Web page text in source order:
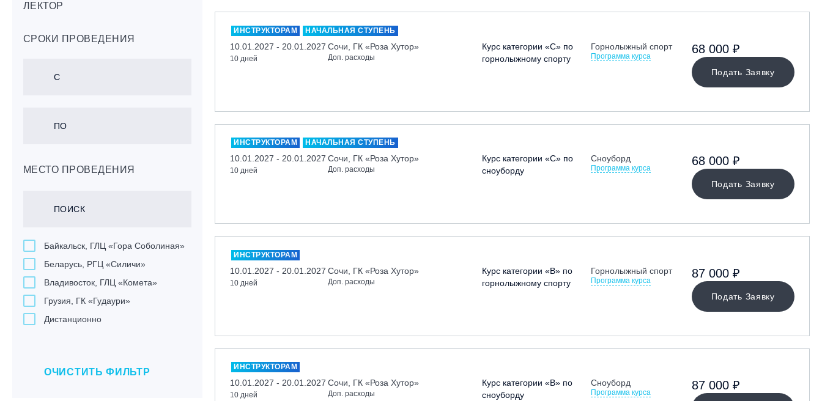
Мечевой бой
ЛЕКТОР
СРОКИ ПРОВЕДЕНИЯ
МЕСТО ПРОВЕДЕНИЯ
Байкальск, ГЛЦ «Гора Соболиная»
Беларусь, РГЦ «Силичи»
Владивосток, ГЛЦ «Комета»
Грузия, ГК «Гудаури»
Дистанционно
Иркутск, ГЛЦ «Олха»
ОЧИСТИТЬ ФИЛЬТР
ИНСТРУКТОРАМ НАЧАЛЬНАЯ СТУПЕНЬ
10.01.2027 - 20.01.2027
10 дней
Сочи, ГК «Роза Хутор»
Доп. расходы
Курс категории «С» по
горнолыжному спорту
Горнолыжный спорт
Программа курса
Подать Заявку
68 000 ₽
ИНСТРУКТОРАМ НАЧАЛЬНАЯ СТУПЕНЬ
10.01.2027 - 20.01.2027
10 дней
Сочи, ГК «Роза Хутор»
Доп. расходы
Курс категории «С» по
сноуборду
Сноуборд
Программа курса
Подать Заявку
68 000 ₽
ИНСТРУКТОРАМ
10.01.2027 - 20.01.2027
10 дней
Сочи, ГК «Роза Хутор»
Доп. расходы
Курс категории «В» по
горнолыжному спорту
Горнолыжный спорт
Программа курса
Подать Заявку
87 000 ₽
ИНСТРУКТОРАМ
10.01.2027 - 20.01.2027
10 дней
Сочи, ГК «Роза Хутор»
Доп. расходы
Курс категории «В» по
сноуборду
Сноуборд
Программа курса
87 000 ₽